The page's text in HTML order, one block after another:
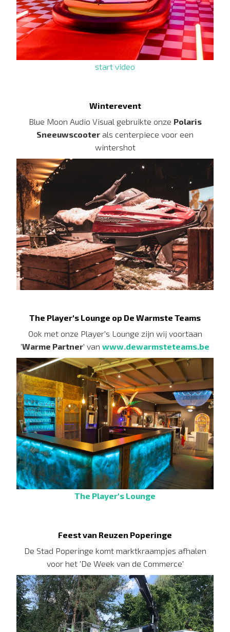
start video
Winterevent
Blue Moon Audio Visual gebruikte onze Polaris
Sneeuwscooter als centerpiece voor een
wintershot
The Player's Lounge op De Warmste Teams
Ook met onze Player's Lounge zijn wij voortaan
'Warme Partner' van www.dewarmsteteams.be
The Player's Lounge
Feest van Reuzen Poperinge
De Stad Poperinge komt marktkraampjes afhalen
voor het 'De Week van de Commerce'